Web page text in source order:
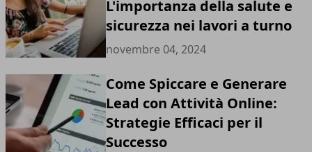
L'importanza della salute e
sicurezza nei lavori a turno
novembre 04, 2024
Come Spiccare e Generare
Lead con Attività Online:
Strategie Efficaci per il
Successo